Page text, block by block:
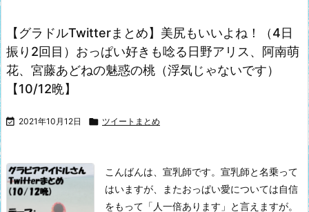
【グラドルTwitterまとめ】美尻もいいよね！（4日
振り2回目）おっぱい好きも唸る日野アリス、阿南萌
花、宮藤あどねの魅惑の桃（浮気じゃないです）
【10/12晩】
 2021年10月12日  ツイートまとめ
こんばんは、宣乳師です。 宣乳師と名乗って
はいますが、またおっぱい愛については自信
をもって「人一倍あります」と言えますが。